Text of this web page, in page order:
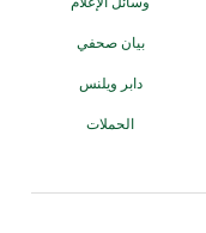
بيان صحفي
دابر ويلنس
الحملات